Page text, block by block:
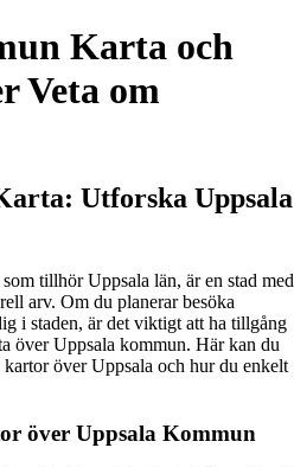
Karta och
Veta om
Utforska Uppsala
tillhör Uppsala län, är en stad med
arv. Om du planerar besöka
i staden, är det viktigt att ha tillgång
över Uppsala kommun. Här kan du
över Uppsala och hur du enkelt
över Uppsala Kommun